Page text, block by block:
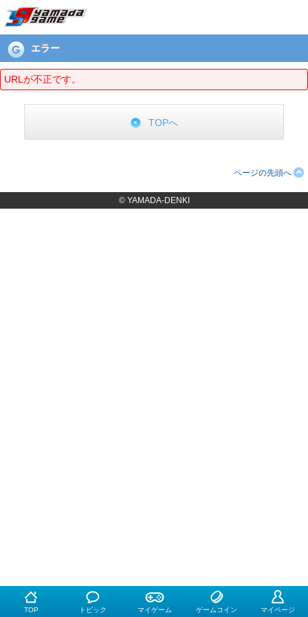
エラーページ
エラー
URLが不正です。
TOPへ
ページの先頭へ
© YAMADA-DENKI
TOP トピック マイゲーム ゲームコイン マイページ